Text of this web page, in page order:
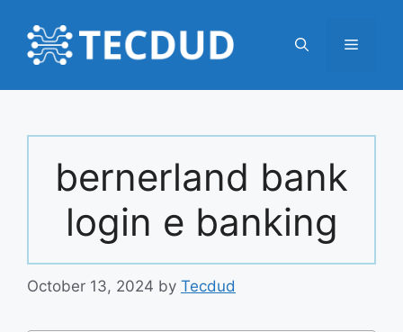
content
Menu
bernerland bank
login e banking
October 13, 2024 by Tecdud